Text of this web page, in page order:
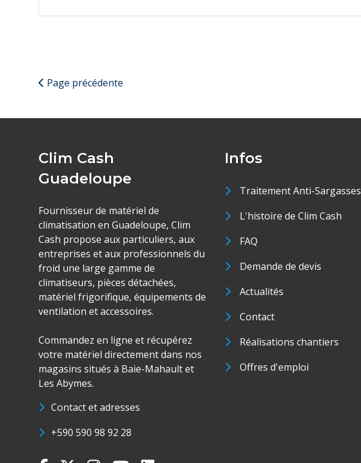
Page précédente
Clim Cash
Guadeloupe
Fournisseur de matériel de
climatisation en Guadeloupe, Clim
Cash propose aux particuliers, aux
entreprises et aux professionnels du
froid une large gamme de
climatiseurs, pièces détachées,
matériel frigorifique, équipements de
ventilation et accessoires.
Commandez en ligne et récupérez
votre matériel directement dans nos
magasins situés à Baie-Mahault et
Les Abymes.
Contact et adresses
+590 590 98 92 28
Infos
Traitement Anti-Sargasses
L'histoire de Clim Cash
FAQ
Demande de devis
Actualités
Contact
Réalisations chantiers
Offres d'emploi